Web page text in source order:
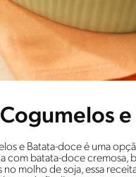
e Batata-doce é uma
com batata-doce
molho de soja, essa